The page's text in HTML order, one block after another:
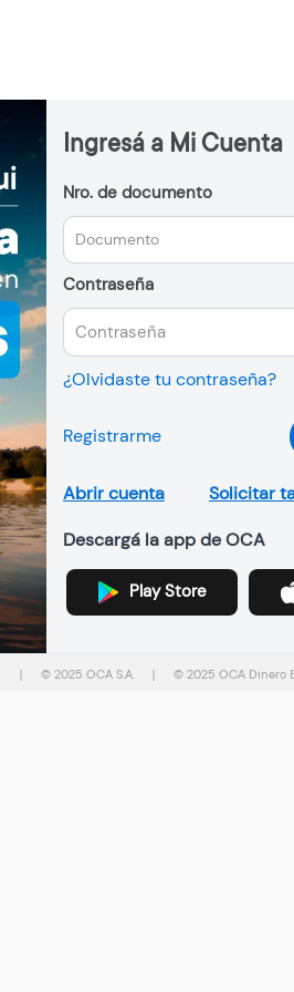
Ingresá a Mi Cuenta
Nro. de documento
Contraseña
¿Olvidaste tu contraseña?
Registrarme
Abrir cuenta Solicitar
Descargá la app de OCA
Play Store
© 2025 OCA S.A. © 2025 OCA Dinero